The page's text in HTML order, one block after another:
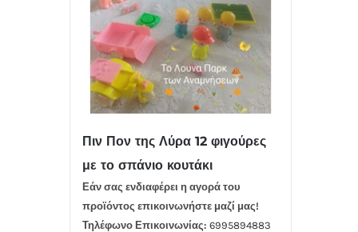
Πιν Πον της Λύρα 12 φιγούρες
με το σπάνιο κουτάκι
Εάν σας ενδιαφέρει η αγορά του
προϊόντος επικοινωνήστε μαζί μας!
Τηλέφωνο Επικοινωνίας: 6995894883